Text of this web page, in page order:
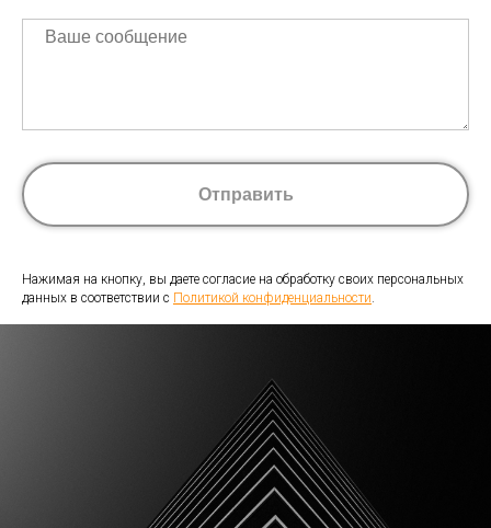
Отправить
Нажимая на кнопку, вы даете согласие на обработку своих персональных
данных в соответствии с Политикой конфиденциальности.